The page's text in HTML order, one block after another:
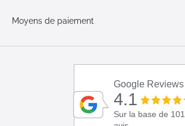
Moyens de paiement
Google Reviews
4.1
Sur la base de 101